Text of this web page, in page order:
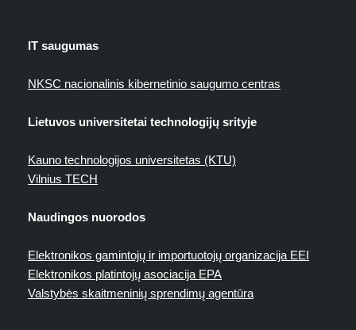
IT saugumas
NKSC nacionalinis kibernetinio saugumo centras
Lietuvos universitetai technologijų srityje
Kauno technologijos universitetas (KTU)
Vilnius TECH
Naudingos nuorodos
Elektronikos gamintojų ir importuotojų organizacija EEI
Elektronikos platintojų asociacija EPA
Valstybės skaitmeninių sprendimų agentūra